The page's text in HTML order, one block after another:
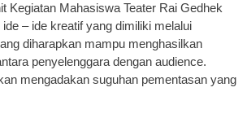
Kegiatan Mahasiswa Teater Rai Gedhek
– ide kreatif yang dimiliki melalui
diharapkan mampu menghasilkan
penyelenggara dengan audience.
mengadakan suguhan pementasan yang